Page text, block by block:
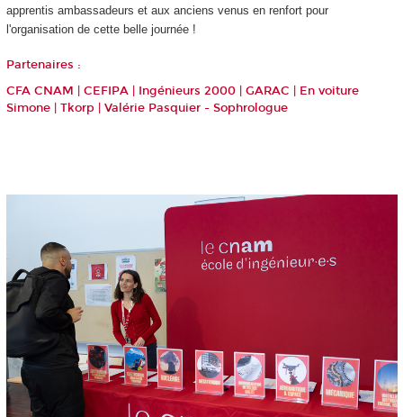
apprentis ambassadeurs et aux anciens venus en renfort pour
l'organisation de cette belle journée !
Partenaires :
CFA CNAM
| CEFIPA | Ingénieurs 2000| GARAC En voiture
Simone
Tkorp Valérie Pasquier - Sophrologue